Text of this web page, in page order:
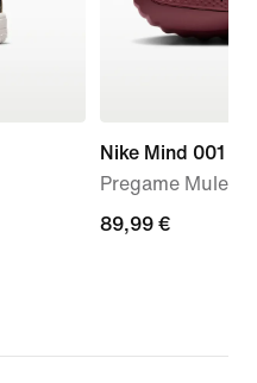
Nike Mind 001
Pregame Mule
89,99 €
89,99 €